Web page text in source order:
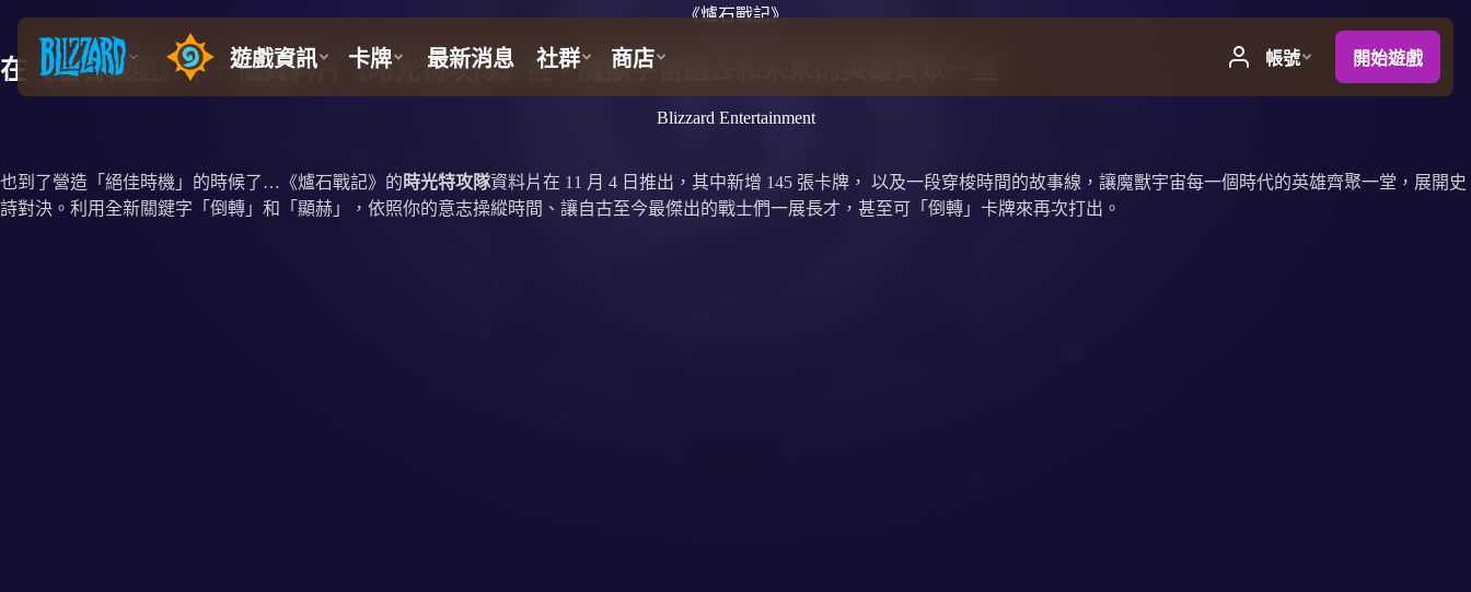
《爐石戰記》
在《爐石戰記》下一個資料片《時光特攻隊》裡，魔獸宇宙過去和未來的英雄齊聚一堂
Blizzard Entertainment
也到了營造「絕佳時機」的時候了…《爐石戰記》的 時光特攻隊資料片在 11 月 4 日推出，其中新增 145 張卡牌， 以及一段穿梭時間的故事線，讓魔獸宇宙每一個時代的英雄齊聚一堂，展開史
詩對決。利用全新關鍵字「倒轉」和「顯赫」，依照你的意志操縱時間、讓自古至今最傑出的戰士們一展長才，甚至可「倒轉」卡牌來再次打出。